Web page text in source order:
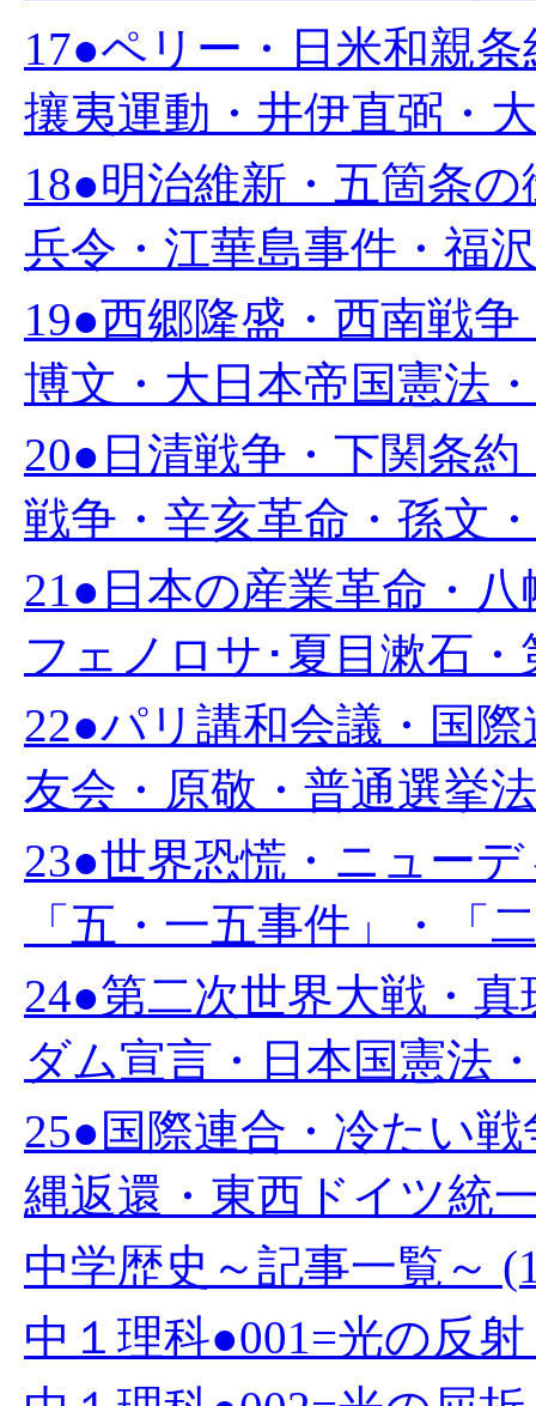
17●ペリー・日米和親
攘夷運動・井伊直弼・
18●明治維新・五箇条
兵令・江華島事件・福
19●西郷隆盛・西南戦
博文・大日本帝国憲法
20●日清戦争・下関条
戦争・辛亥革命・孫文
21●日本の産業革命・
フェノロサ･夏目漱石
22●パリ講和会議・国
友会・原敬・普通選挙
23●世界恐慌・ニュー
「五・一五事件」・「
24●第二次世界大戦・
ダム宣言・日本国憲法
25●国際連合・冷たい
縄返還・東西ドイツ統
中学歴史～記事一覧～
中１理科●001=光の反射